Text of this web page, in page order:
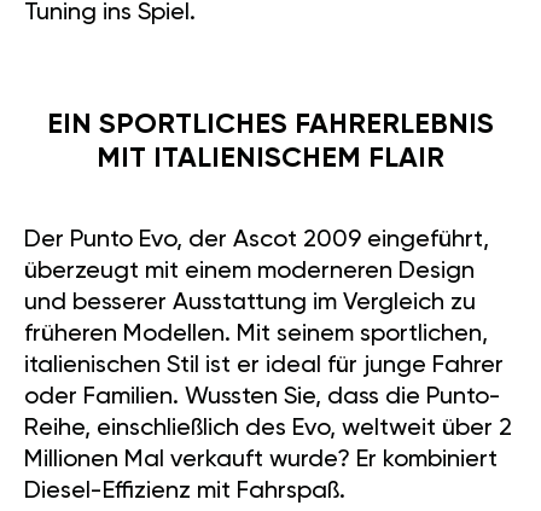
Tuning ins Spiel.
EIN SPORTLICHES FAHRERLEBNIS
MIT ITALIENISCHEM FLAIR
Der Punto Evo, der Ascot 2009 eingeführt,
überzeugt mit einem moderneren Design
und besserer Ausstattung im Vergleich zu
früheren Modellen. Mit seinem sportlichen,
italienischen Stil ist er ideal für junge Fahrer
oder Familien. Wussten Sie, dass die Punto-
Reihe, einschließlich des Evo, weltweit über 2
Millionen Mal verkauft wurde? Er kombiniert
Diesel-Effizienz mit Fahrspaß.